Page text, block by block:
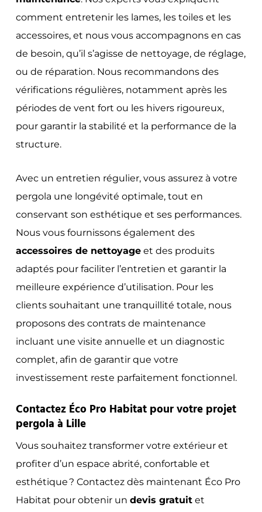
comment entretenir les lames, les toiles et les
accessoires, et nous vous accompagnons en cas
de besoin, qu’il s’agisse de nettoyage, de réglage,
ou de réparation. Nous recommandons des
vérifications régulières, notamment après les
périodes de vent fort ou les hivers rigoureux,
pour garantir la stabilité et la performance de la
structure.
Avec un entretien régulier, vous assurez à votre
pergola une longévité optimale, tout en
conservant son esthétique et ses performances.
Nous vous fournissons également des
accessoires de nettoyageet des produits
adaptés pour faciliter l’entretien et garantir la
meilleure expérience d’utilisation. Pour les
clients souhaitant une tranquillité totale, nous
proposons des contrats de maintenance
incluant une visite annuelle et un diagnostic
complet, afin de garantir que votre
investissement reste parfaitement fonctionnel.
Contactez Éco Pro Habitat pour votre projet
pergola à Lille
Vous souhaitez transformer votre extérieur et
profiter d’un espace abrité, confortable et
esthétique ? Contactez dès maintenant Éco Pro
Habitat pour obtenir un devis gratuitet